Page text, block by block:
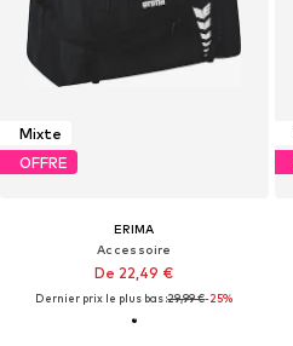
Mixte
OFFRE
ERIMA
Accessoire
De 22,49 €
Dernier prix le plus bas :29,99 €-25%